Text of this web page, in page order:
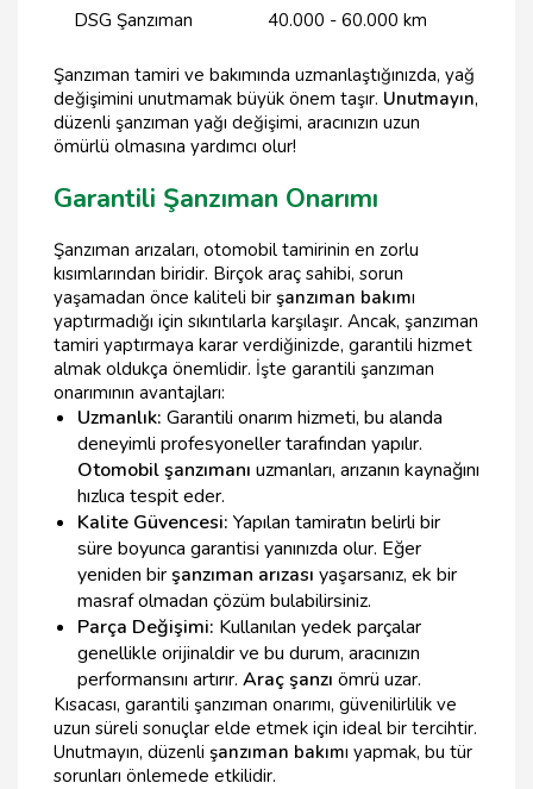
DSG Şanzıman 40.000 - 60.000 km
Şanzıman tamiri ve bakımında uzmanlaştığınızda, yağ
değişimini unutmamak büyük önem taşır. Unutmayın,
düzenli şanzıman yağı değişimi, aracınızın uzun
ömürlü olmasına yardımcı olur!
Garantili Şanzıman Onarımı
Şanzıman arızaları, otomobil tamirinin en zorlu
kısımlarından biridir. Birçok araç sahibi, sorun
yaşamadan önce kaliteli bir şanzıman bakımı
yaptırmadığı için sıkıntılarla karşılaşır. Ancak, şanzıman
tamiri yaptırmaya karar verdiğinizde, garantili hizmet
almak oldukça önemlidir. İşte garantili şanzıman
onarımının avantajları:
Uzmanlık: Garantili onarım hizmeti, bu alanda
deneyimli profesyoneller tarafından yapılır.
Otomobil şanzımanı uzmanları, arızanın kaynağını
hızlıca tespit eder.
Kalite Güvencesi: Yapılan tamiratın belirli bir
süre boyunca garantisi yanınızda olur. Eğer
yeniden birşanzıman arızası yaşarsanız, ek bir
masraf olmadan çözüm bulabilirsiniz.
Parça Değişimi: Kullanılan yedek parçalar
genellikle orijinaldir ve bu durum, aracınızın
performansını artırır. Araç şanzı ömrü uzar.
Kısacası, garantili şanzıman onarımı, güvenilirlilik ve
uzun süreli sonuçlar elde etmek için ideal bir tercihtir.
Unutmayın, düzenli şanzıman bakımı yapmak, bu tür
sorunları önlemede etkilidir.